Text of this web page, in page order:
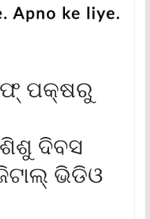
ପକ୍ଷରୁ
ଦିବସ
ଭିଡିଓ